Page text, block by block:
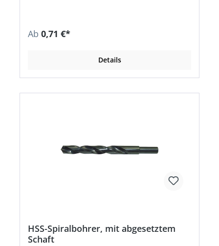
Ab 0,71 €*
Details
HSS-Spiralbohrer, mit abgesetztem
Schaft